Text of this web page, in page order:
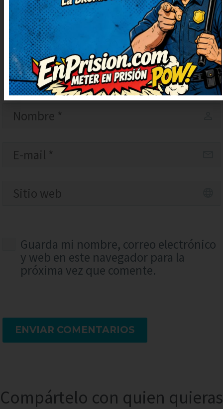
Guarda mi nombre, correo electrónico
y web en este navegador para la
próxima vez que comente.
ENVIAR COMENTARIOS
Compártelo con quien quieras